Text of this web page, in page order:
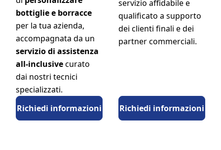
bottiglie e borracce
per la tua azienda,
accompagnata da un
servizio di assistenza
all-inclusivecurato
dai nostri tecnici
specializzati.
Richiedi informazioni
servizio affidabile e
qualificato a supporto
dei clienti finali e dei
partner commerciali.
Richiedi informazioni